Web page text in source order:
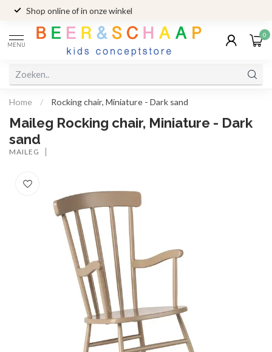
Shop online of in onze winkel
MENU
0
Home / Rocking chair, Miniature - Dark sand
Maileg Rocking chair, Miniature - Dark
sand
MAILEG